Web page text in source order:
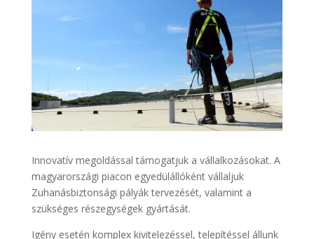
Innovatív megoldással támogatjuk a vállalkozásokat. A
magyarországi piacon egyedülállóként vállaljuk
Zuhanásbiztonsági pályák tervezését, valamint a
szükséges részegységek gyártását.
Igény esetén komplex kivitelezéssel, telepítéssel állunk